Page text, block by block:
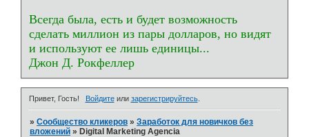
Всегда была, есть и будет возможность
сделать миллион из пары долларов, но видят
и используют ее лишь единицы...
Джон Д. Рокфеллер
Привет, Гость! Войдитеили зарегистрируйтесь.
»Сообщество кликеров »Заработок для новичков без
вложений » Digital Marketing Agencia